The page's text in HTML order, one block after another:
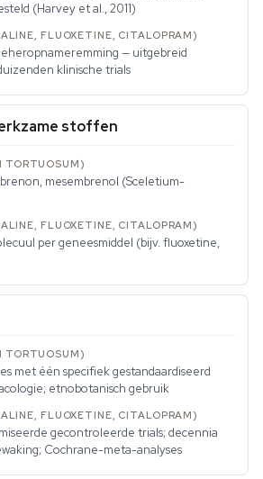
(Harvey et al., 2011)
— uitgebreid
klinische trials
stoffen
mesembrenol (Sceletium-
per geneesmiddel (bijv. fluoxetine,
met één specifiek gestandaardiseerd
etnobotanisch gebruik
gecontroleerde trials; decennia
Cochrane-meta-analyses